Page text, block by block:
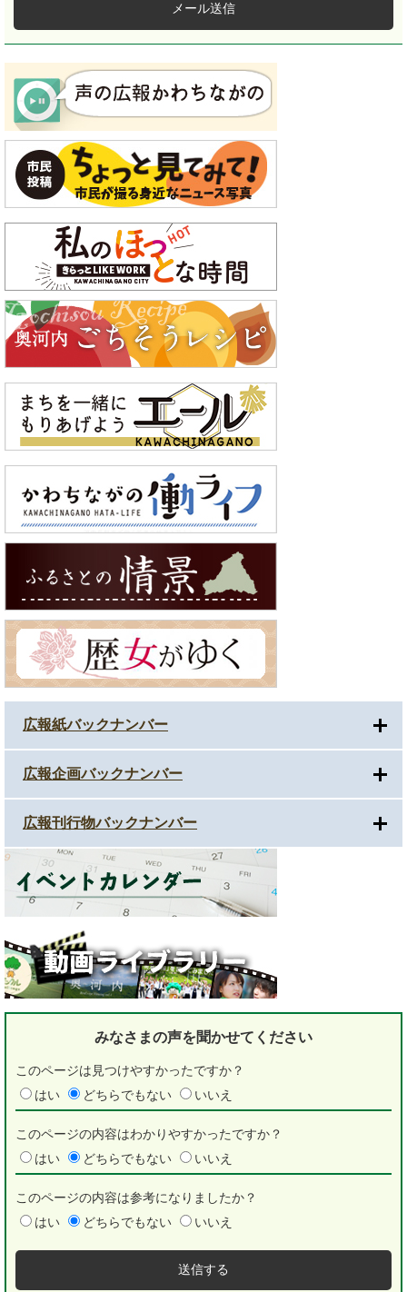
メール送信
広報紙バックナンバー
広報企画バックナンバー
広報刊行物バックナンバー
みなさまの声を聞かせてください
このページは見つけやすかったですか？
はい
どちらでもない いいえ
このページの内容はわかりやすかったですか？
はい
どちらでもない いいえ
このページの内容は参考になりましたか？
はい
どちらでもない いいえ